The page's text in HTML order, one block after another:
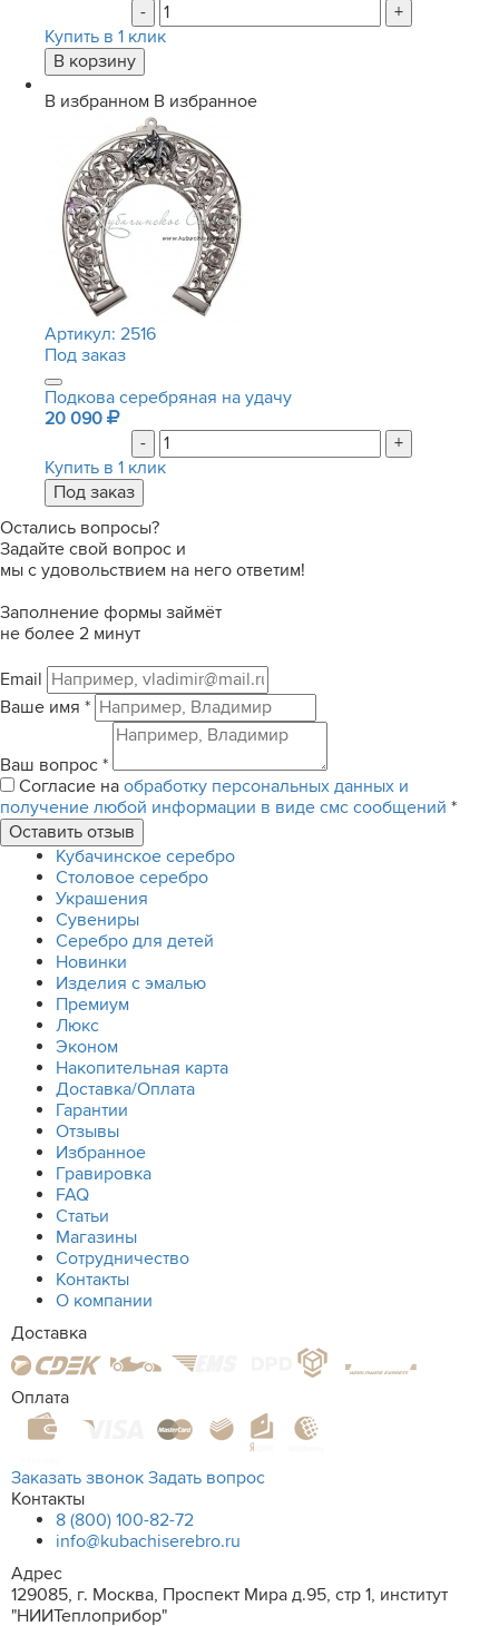
-
+
Купить в 1 клик
В избранном В избранное
Артикул: 2516
Под заказ
Подкова серебряная на удачу
20 090
-
+
Купить в 1 клик
Остались вопросы?
Задайте свой вопрос и
мы с удовольствием на него ответим!
Заполнение формы займёт
не более 2 минут
Email
Ваше имя *
Ваш вопрос *
Согласие на обработку персональных данных и
получение любой информации в виде смс сообщений *
Кубачинское серебро
Столовое серебро
Украшения
Сувениры
Серебро для детей
Новинки
Изделия с эмалью
Премиум
Люкс
Эконом
Накопительная карта
Доставка/Оплата
Гарантии
Отзывы
Избранное
Гравировка
FAQ
Статьи
Магазины
Сотрудничество
Контакты
О компании
Доставка
Оплата
Заказать звонок Задать вопрос
Контакты
8 (800) 100-82-72
info@kubachiserebro.ru
Адрес
129085, г. Москва, Проспект Мира д.95, стр 1, институт
"НИИТеплоприбор"